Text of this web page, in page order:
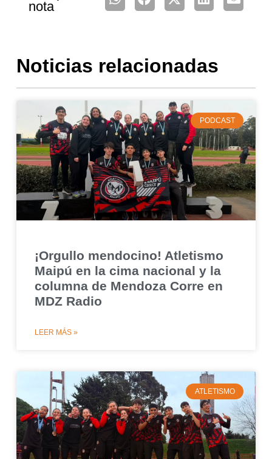
nota
Noticias relacionadas
PODCAST
¡Orgullo mendocino! Atletismo
Maipú en la cima nacional y la
columna de Mendoza Corre en
MDZ Radio
LEER MÁS »
ATLETISMO